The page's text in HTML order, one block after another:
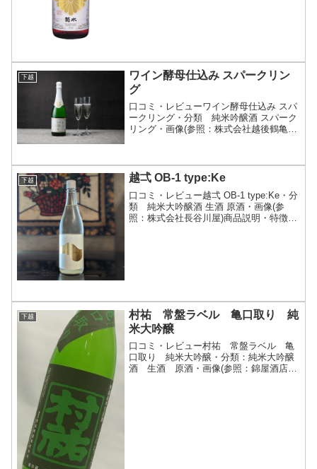
下越
ワイン酵母仕込み スパークリン
グ
口コミ・レビューワイン酵母仕込み スパ
ークリング・分類 純米吟醸酒 スパーク
リング・画像(参照：株式会社越後鶴亀)
込みの純米吟醸に炭酸ガスをしっかり封
じ込めた爽快...
下越 越弌 OB-1 type:Ke
口コミ・レビュー越弌 OB-1 type:Ke・分
類 純米大吟醸酒 生酒 原酒・画像(参
照：株式会社長谷川屋)商品説明・特徴な
下越
村祐 常盤ラベル 亀口取り 純
米大吟醸
口コミ・レビュー村祐 常盤ラベル 亀
口取り 純米大吟醸・分類：純米大吟醸
酒 生酒 原酒・画像(参照：錦屋酒店）